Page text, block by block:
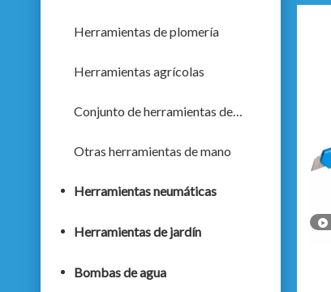
Herramientas de plomería
Herramientas agrícolas
Conjunto de herramientas de mano
Otras herramientas de mano
Herramientas neumáticas
Herramientas de jardín
Bombas de agua